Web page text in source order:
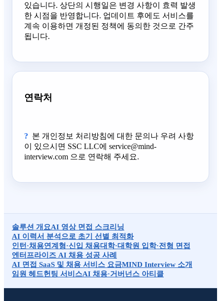
있습니다. 상단의 시행일은 변경 사항이 효력 발생
한 시점을 반영합니다. 업데이트 후에도 서비스를
계속 이용하면 개정된 정책에 동의한 것으로 간주
됩니다.
연락처
본 개인정보 처리방침에 대한 문의나 우려 사항
이 있으시면 SSC LLC에 service@mind-
interview.com 으로 연락해 주세요.
솔루션 개요AI 영상 면접 스크리닝
AI 이력서 분석으로 초기 선별 최적화
인턴·채용연계형·신입 채용대학·대학원 입학·전형 면접
엔터프라이즈 AI 채용 성공 사례
AI 면접 SaaS 및 채용 서비스 요금MIND Interview 소개
임원 헤드헌팅 서비스AI 채용·거버넌스 아티클